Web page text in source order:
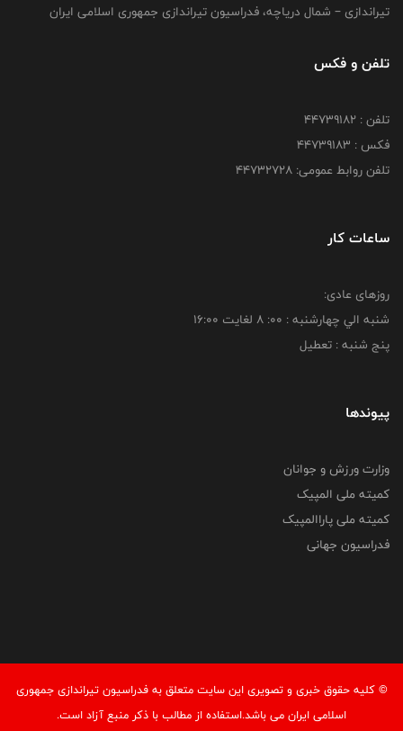
تیراندازی – شمال دریاچه، فدراسیون تیراندازی جمهوری اسلامی ایران
تلفن و فکس
تلفن : ۴۴۷۳۹۱۸۲
فکس : ۴۴۷۳۹۱۸3
تلفن روابط عمومی: ۴۴۷۳۲۷۲۸
ساعات کار
روزهای عادی:
شنبه الي چهارشنبه : 00: 8 لغايت 16:00
پنج شنبه : تعطیل
پیوندها
وزارت ورزش و جوانان
کمیته ملی المپیک
کمیته ملی پاراالمپیک
فدراسیون جهانی
© کليه حقوق خبری و تصويری اين سايت متعلق به فدراسیون تیراندازی جمهوری
اسلامی ایران می باشد.استفاده از مطالب با ذكر منبع آزاد است.